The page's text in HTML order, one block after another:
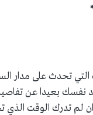
التي تحدث على مدار
نفسك بعيدا عن
ان لم تدرك الوقت